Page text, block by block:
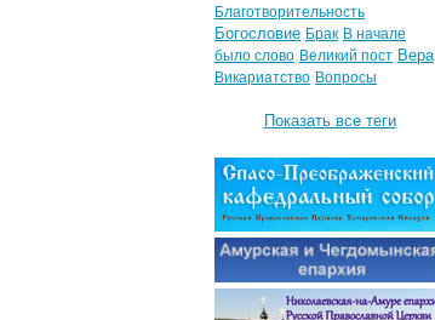
Благотворительность
Богословие Брак В начале
было слово Великий пост Вера
Викариатство Вопросы
Показать все теги